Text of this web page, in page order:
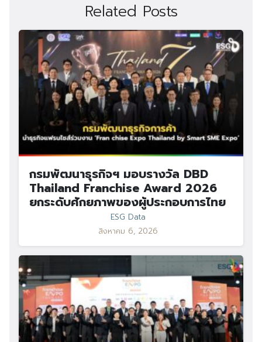
Related Posts
กรมพัฒนาธุรกิจฯ มอบรางวัล DBD
Thailand Franchise Award 2026
ยกระดับศักยภาพของผู้ประกอบการไทย
ESG Data
สิงหาคม 6, 2026